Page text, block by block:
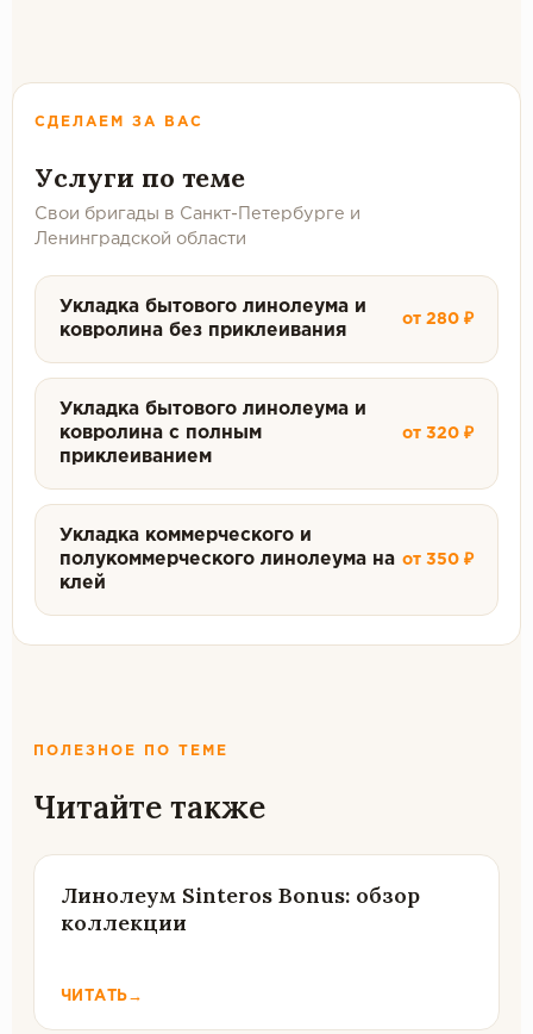
СДЕЛАЕМ ЗА ВАС
Услуги по теме
Свои бригады в Санкт-Петербурге и
Ленинградской области
Укладка бытового линолеума и
ковролина без приклеивания
от 280 ₽
Укладка бытового линолеума и
ковролина с полным
приклеиванием
от 320 ₽
Укладка коммерческого и
полукоммерческого линолеума на
клей
от 350 ₽
ПОЛЕЗНОЕ ПО ТЕМЕ
Читайте также
Линолеум Sinteros Bonus: обзор
коллекции
ЧИТАТЬ→